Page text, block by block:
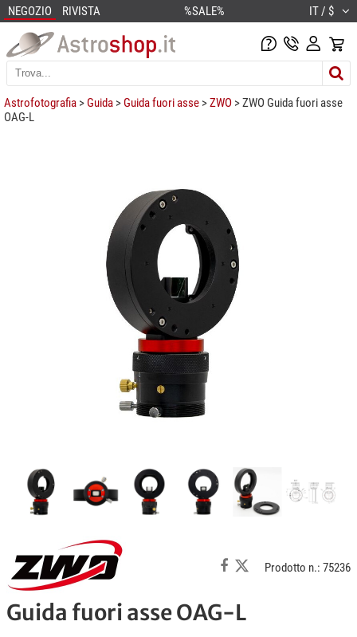
NEGOZIO RIVISTA %SALE% IT / $
Astrofotografia >Guida >Guida fuori asse >ZWO > ZWO Guida fuori asse
OAG-L
Prodotto n.: 75236
Guida fuori asse OAG-L